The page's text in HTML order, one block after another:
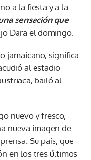
a la fiesta y a la
sensación que
Dara el domingo.
jamaicano, significa
al estadio
bailó al
nuevo y fresco,
nueva imagen de
Su país, que
en los tres últimos